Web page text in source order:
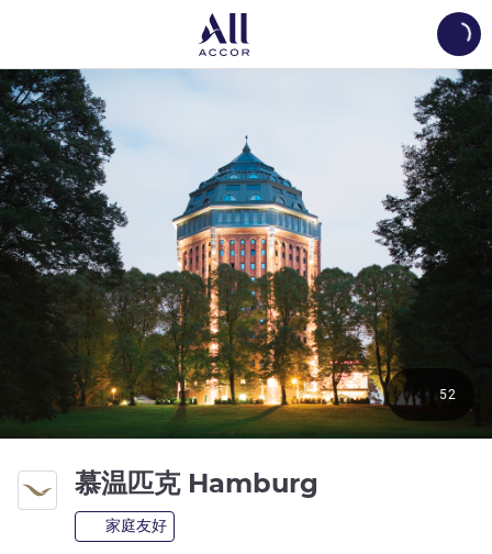
慕温匹克 Hamburg
家庭友好
52